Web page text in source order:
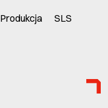
Produkcja SLS